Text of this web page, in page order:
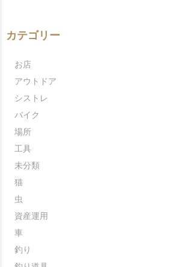
カテゴリー
お店
アウトドア
シストレ
バイク
場所
工具
未分類
猫
虫
資産運用
車
釣り